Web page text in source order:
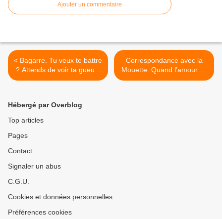
Ajouter un commentaire
< Bagarre. Tu veux te battre
? Attends de voir ta gueule
à la récré !
Correspondance avec la
Mouette. Quand l’amour se
nourrit d’absence. >
Hébergé par Overblog
Top articles
Pages
Contact
Signaler un abus
C.G.U.
Cookies et données personnelles
Préférences cookies